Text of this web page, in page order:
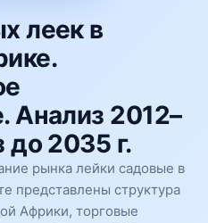
леек в
Анализ 2012–
до 2035 г.
рынка лейки садовые в
представлены структура
Африки, торговые